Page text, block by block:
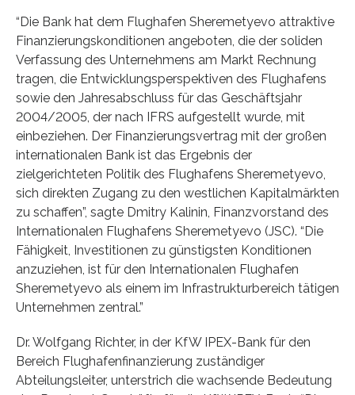
“Die Bank hat dem Flughafen Sheremetyevo attraktive
Finanzierungskonditionen angeboten, die der soliden
Verfassung des Unternehmens am Markt Rechnung
tragen, die Entwicklungsperspektiven des Flughafens
sowie den Jahresabschluss für das Geschäftsjahr
2004/2005, der nach IFRS aufgestellt wurde, mit
einbeziehen. Der Finanzierungsvertrag mit der großen
internationalen Bank ist das Ergebnis der
zielgerichteten Politik des Flughafens Sheremetyevo,
sich direkten Zugang zu den westlichen Kapitalmärkten
zu schaffen”, sagte Dmitry Kalinin, Finanzvorstand des
Internationalen Flughafens Sheremetyevo (JSC). “Die
Fähigkeit, Investitionen zu günstigsten Konditionen
anzuziehen, ist für den Internationalen Flughafen
Sheremetyevo als einem im Infrastrukturbereich tätigen
Unternehmen zentral.”
Dr. Wolfgang Richter, in der KfW IPEX-Bank für den
Bereich Flughafenfinanzierung zuständiger
Abteilungsleiter, unterstrich die wachsende Bedeutung